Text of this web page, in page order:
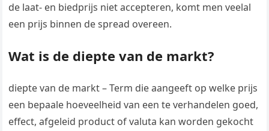
de laat- en biedprijs niet accepteren, komt men veelal
een prijs binnen de spread overeen.
Wat is de diepte van de markt?
diepte van de markt – Term die aangeeft op welke prijs
een bepaale hoeveelheid van een te verhandelen goed,
effect, afgeleid product of valuta kan worden gekocht